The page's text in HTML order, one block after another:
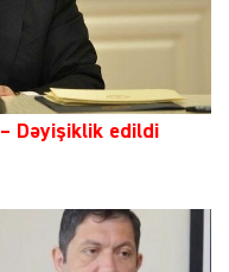
– Dəyişiklik edildi